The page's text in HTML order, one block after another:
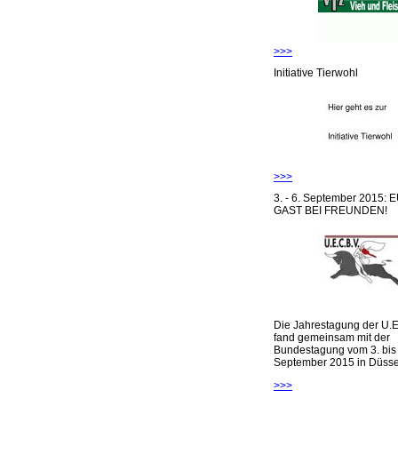
>>>
Initiative Tierwohl
>>>
3. - 6. September 2015:
GAST BEI FREUNDEN!
Die Jahrestagung der
fand gemeinsam mit der
Bundestagung vom 3. bis
September 2015 in
>>>